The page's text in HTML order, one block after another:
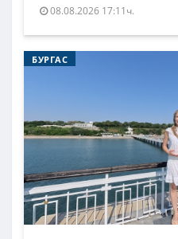
08.08.2026 17:11ч.
БУРГАС